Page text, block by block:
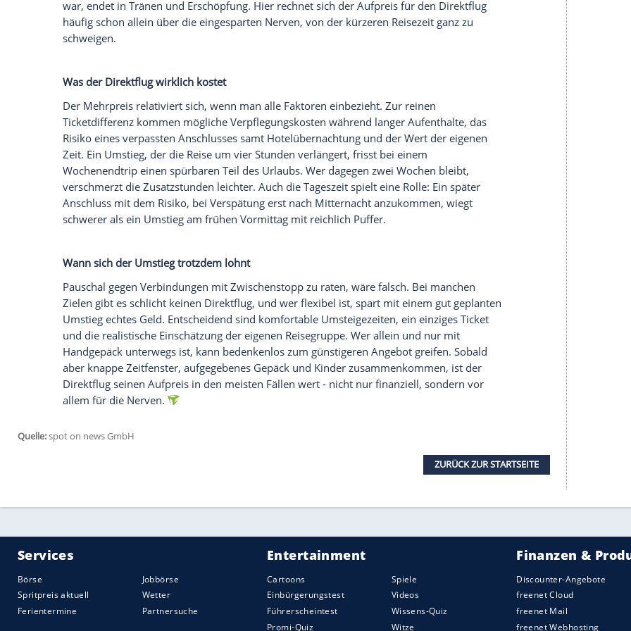
Empfohlener externer Inhalt:
Glomex GmbH
Wir benötigen Ihre Zustimmung, um den von unserer Redaktion eingebundenen Inhalt von Glomex GmbH
jetzt aktivieren
Ich bin damit einverstanden, dass mir externe Inhalte angezeigt werden. Damit können personenbezogene
Daten an Drittplattformen übermittelt werden. Mehr dazu in unseren Datenschutzhinweisen.
Mit Kindern zählt jede Stunde
Familien spüren die Nachteile beim Umsteigen am deutlichsten. Was für Erwachsene eine
lästige Wartezeit ist, wird mit müden Kindern schnell zur Belastungsprobe. Der zweite
Start- und Landezyklus bedeutet erneuten Druck auf die Ohren, das Anstehen am Gate
raubt Nerven, und die Gesamtreisezeit verlängert sich oft um mehrere Stunden.
Kleinkinder verlieren ihren Rhythmus, und was als entspannter Urlaubsauftakt geplant
war, endet in Tränen und Erschöpfung. Hier rechnet sich der Aufpreis für den Direktflug
häufig schon allein über die eingesparten Nerven, von der kürzeren Reisezeit ganz zu
schweigen.
Ticketdifferenz kommen mögliche Verpflegungskosten während langer Aufenthalte, das
Risiko eines verpassten Anschlusses samt Hotelübernachtung und der Wert der eigenen
Zeit. Ein Umstieg, der die Reise um vier Stunden verlängert, frisst bei einem
verschmerzt die Zusatzstunden leichter. Auch die Tageszeit spielt eine Rolle: Ein später
schwerer als ein Umstieg am frühen Vormittag mit reichlich Puffer.